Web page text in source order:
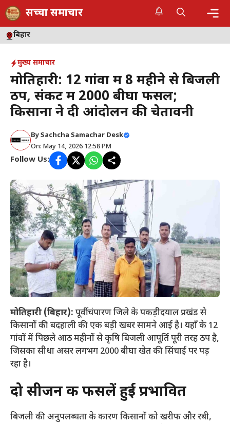
Skip
to
content
सच्चा समाचार
बिहार
मुख्य समाचार
मोतिहारी: 12 गांवों में 8 महीने से बिजली
ठप, संकट में 2000 बीघा फसल;
किसानों ने दी आंदोलन की चेतावनी
BySachcha Samachar Desk
On: May 14, 2026 12:58 PM
Follow Us:
मोतिहारी (बिहार): पूर्वी चंपारण जिले के पकड़ीदयाल प्रखंड से
किसानों की बदहाली की एक बड़ी खबर सामने आई है। यहाँ के 12
गांवों में पिछले आठ महीनों से कृषि बिजली आपूर्ति पूरी तरह ठप है,
जिसका सीधा असर लगभग 2000 बीघा खेत की सिंचाई पर पड़
रहा है।
दो सीजन की फसलें हुई प्रभावित
​बिजली की अनुपलब्धता के कारण किसानों को खरीफ और रबी,